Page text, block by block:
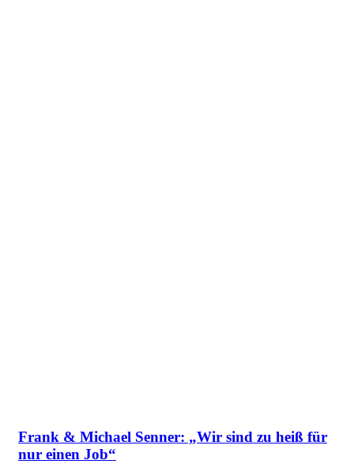
Frank & Michael Senner: „Wir sind zu heiß für
nur einen Job“